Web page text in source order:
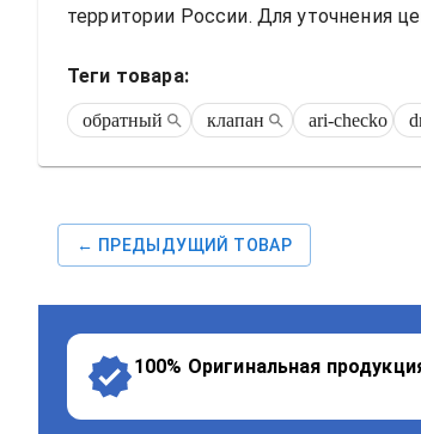
территории России. Для уточнения
Теги товара:
обратный клапан ari-checko
← ПРЕДЫДУЩИЙ ТОВАР
100% Оригинальная